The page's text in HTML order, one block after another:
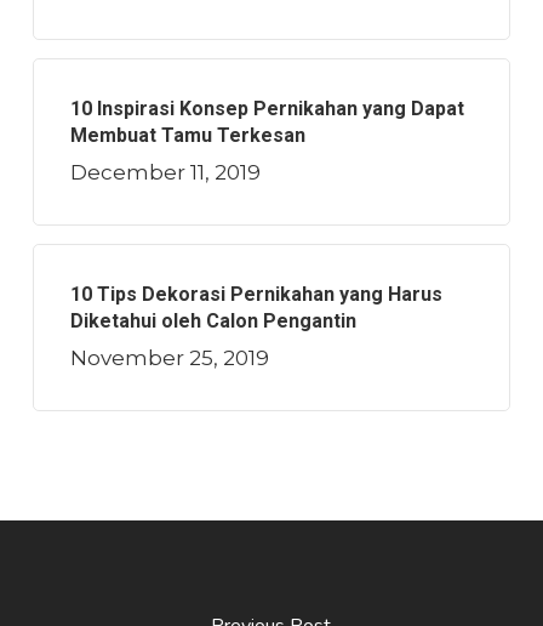
10 Inspirasi Konsep Pernikahan yang Dapat
Membuat Tamu Terkesan
December 11, 2019
10 Tips Dekorasi Pernikahan yang Harus
Diketahui oleh Calon Pengantin
November 25, 2019